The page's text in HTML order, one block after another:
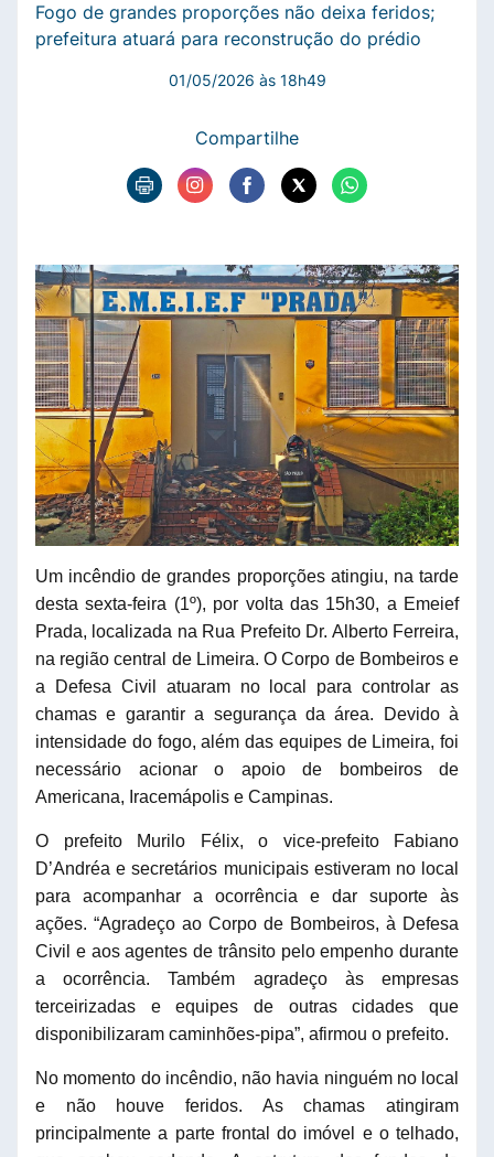
Fogo de grandes proporções não deixa feridos;
prefeitura atuará para reconstrução do prédio
01/05/2026 às 18h49
Compartilhe
Um incêndio de grandes proporções atingiu, na tarde
desta sexta-feira (1º), por volta das 15h30, a Emeief
Prada, localizada na Rua Prefeito Dr. Alberto Ferreira,
na região central de Limeira. O Corpo de Bombeiros e
a Defesa Civil atuaram no local para controlar as
chamas e garantir a segurança da área. Devido à
intensidade do fogo, além das equipes de Limeira, foi
necessário acionar o apoio de bombeiros de
Americana, Iracemápolis e Campinas.
O prefeito Murilo Félix, o vice-prefeito Fabiano
D’Andréa e secretários municipais estiveram no local
para acompanhar a ocorrência e dar suporte às
ações. “Agradeço ao Corpo de Bombeiros, à Defesa
Civil e aos agentes de trânsito pelo empenho durante
a ocorrência. Também agradeço às empresas
terceirizadas e equipes de outras cidades que
disponibilizaram caminhões-pipa”, afirmou o prefeito.
No momento do incêndio, não havia ninguém no local
e não houve feridos. As chamas atingiram
principalmente a parte frontal do imóvel e o telhado,